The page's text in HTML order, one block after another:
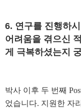
6. 연구를 진행하
어려움을 겪으신
게 극복하셨는지
박사 이후 두 번째
었습니다. 지원한 자